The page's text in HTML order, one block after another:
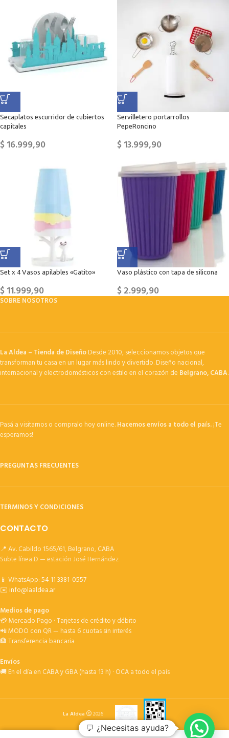
Secaplatos escurridor de cubiertos
capitales
$16.999,90
Servilletero portarrollos
PepeRoncino
$13.999,90
Set x 4 Vasos apilables «Gatito»
$11.999,90
Vaso plástico con tapa de silicona
$2.999,90
SOBRE NOSOTROS
La Aldea – Tienda de DiseñoDesde 2010, seleccionamos objetos que
transforman tu casa en un lugar más lindo y divertido. Diseño nacional,
internacional y electrodomésticos con estilo en el corazón de Belgrano, CABA.
Pasá a visitarnos o compralo hoy online.Hacemos envíos a todo el país.¡Te
esperamos!
PREGUNTAS FRECUENTES
TERMINOS Y CONDICIONES
CONTACTO
📍 Av. Cabildo 1565/61, Belgrano, CABA
Subte línea D — estación José Hernández
📱 WhatsApp:54 11 3381-0557
✉️info@laaldea.ar
Medios de pago
💳 Mercado Pago · Tarjetas de crédito y débito
📲 MODO con QR — hasta 6 cuotas sin interés
🏦 Transferencia bancaria
Envíos
🚚 En el día en CABA y GBA (hasta 13 h) · OCA a todo el país
La Aldea 2026
💬 ¿Necesitas ayuda?